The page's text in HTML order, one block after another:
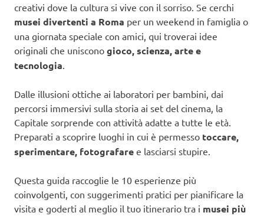
creativi dove la cultura si vive con il sorriso. Se cerchi
musei divertenti a Roma per un weekend in famiglia o
una giornata speciale con amici, qui troverai idee
originali che uniscono gioco, scienza, arte e
tecnologia.
Dalle illusioni ottiche ai laboratori per bambini, dai
percorsi immersivi sulla storia ai set del cinema, la
Capitale sorprende con attività adatte a tutte le età.
Preparati a scoprire luoghi in cui è permesso toccare,
sperimentare, fotografare e lasciarsi stupire.
Questa guida raccoglie le 10 esperienze più
coinvolgenti, con suggerimenti pratici per pianificare la
visita e goderti al meglio il tuo itinerario tra i musei più